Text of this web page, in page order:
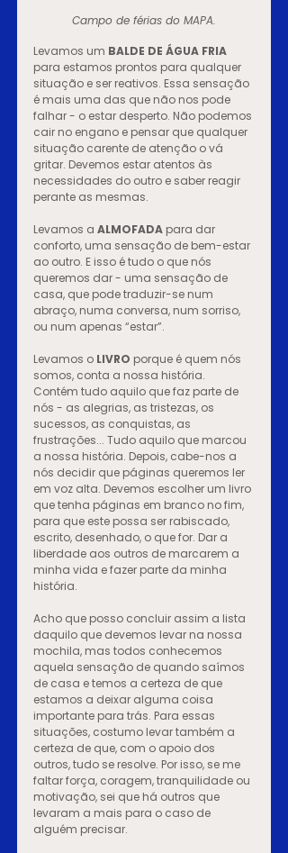
Campo de férias do MAPA.
Levamos um BALDE DE ÁGUA FRIA
para estamos prontos para qualquer
situação e ser reativos. Essa sensação
é mais uma das que não nos pode
falhar - o estar desperto. Não podemos
cair no engano e pensar que qualquer
situação carente de atenção o vá
gritar. Devemos estar atentos às
necessidades do outro e saber reagir
perante as mesmas.
Levamos a ALMOFADA para dar
conforto, uma sensação de bem-estar
ao outro. E isso é tudo o que nós
queremos dar - uma sensação de
casa, que pode traduzir-se num
abraço, numa conversa, num sorriso,
ou num apenas “estar”.
Levamos o LIVRO porque é quem nós
somos, conta a nossa história.
Contém tudo aquilo que faz parte de
nós - as alegrias, as tristezas, os
sucessos, as conquistas, as
frustrações... Tudo aquilo que marcou
a nossa história. Depois, cabe-nos a
nós decidir que páginas queremos ler
em voz alta. Devemos escolher um livro
que tenha páginas em branco no fim,
para que este possa ser rabiscado,
escrito, desenhado, o que for. Dar a
liberdade aos outros de marcarem a
minha vida e fazer parte da minha
história.
Acho que posso concluir assim a lista
daquilo que devemos levar na nossa
mochila, mas todos conhecemos
aquela sensação de quando saímos
de casa e temos a certeza de que
estamos a deixar alguma coisa
importante para trás. Para essas
situações, costumo levar também a
certeza de que, com o apoio dos
outros, tudo se resolve. Por isso, se me
faltar força, coragem, tranquilidade ou
motivação, sei que há outros que
levaram a mais para o caso de
alguém precisar.